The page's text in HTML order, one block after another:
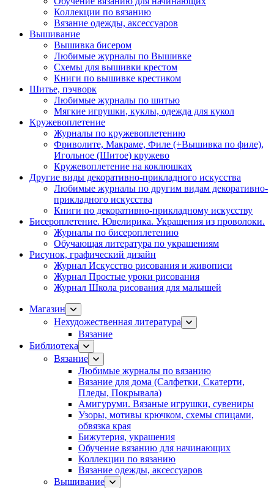
Коллекции по вязанию
Вязание одежды, аксессуаров
Вышивание
Вышивка бисером
Любимые журналы по Вышивке
Схемы для вышивки крестом
Книги по вышивке крестиком
Шитье, пэчворк
Любимые журналы по шитью
Мягкие игрушки, куклы, одежда для кукол
Кружевоплетение
Журналы по кружевоплетению
Фриволите, Макраме, Филе (+Вышивка по филе),
Игольное (Шитое) кружево
Кружевоплетение на коклюшках
Другие виды декоративно-прикладного искусства
Любимые журналы по другим видам декоративно-
прикладного искусства
Книги по декоративно-прикладному искусству
Бисероплетение. Ювелирика. Украшения из проволоки.
Журналы по бисероплетению
Обучающая литература по украшениям
Рисунок, графический дизайн
Журнал Искусство рисования и живописи
Журнал Простые уроки рисования
Журнал Школа рисования для малышей
Магазин
Нехудожественная литература
Вязание
Библиотека
Вязание
Любимые журналы по вязанию
Вязание для дома (Салфетки, Скатерти,
Пледы, Покрывала)
Амигуруми. Вязаные игрушки, сувениры
Узоры, мотивы крючком, схемы спицами,
обвязка края
Бижутерия, украшения
Обучение вязанию для начинающих
Коллекции по вязанию
Вязание одежды, аксессуаров
Вышивание